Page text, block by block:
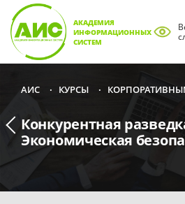
АКАДЕМИЯ
ИНФОРМАЦИОННЫХ
СИСТЕМ
АИС • КУРСЫ •
Конкурентная
Экономическая